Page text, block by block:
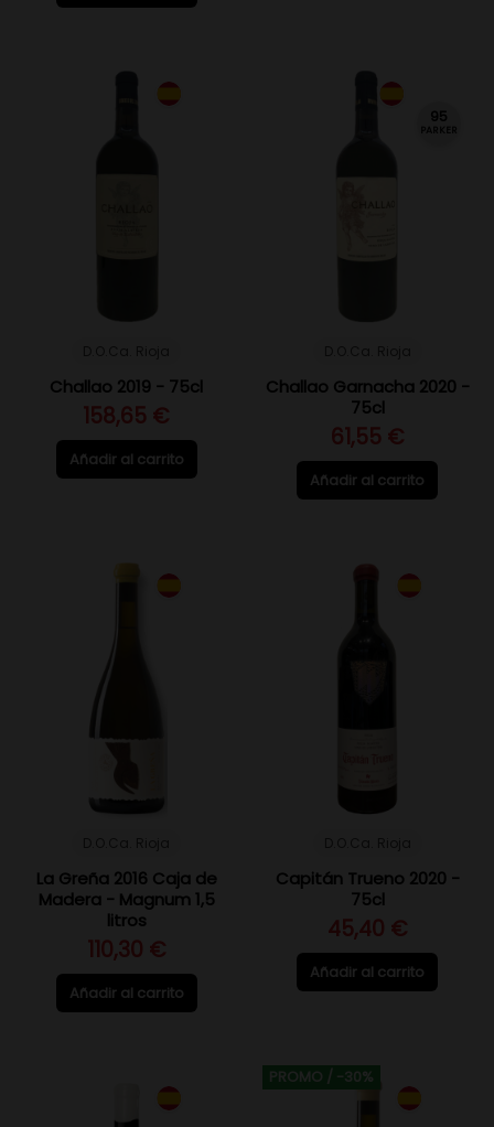
Challao 2019 - 75cl
158,65 €
Añadir al carrito
95
PARKER
Challao Garnacha 2020 -
75cl
61,55 €
Añadir al carrito
La Greña 2016 Caja de
Madera - Magnum 1,5
litros
110,30 €
Añadir al carrito
Capitán Trueno 2020 -
75cl
45,40 €
Añadir al carrito
PROMO / -30%